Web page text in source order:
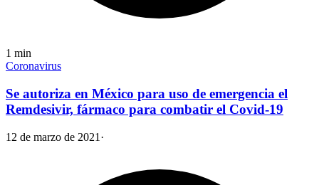
1 min
Coronavirus
Se autoriza en México para uso de emergencia el
Remdesivir, fármaco para combatir el Covid-19
12 de marzo de 2021 ·